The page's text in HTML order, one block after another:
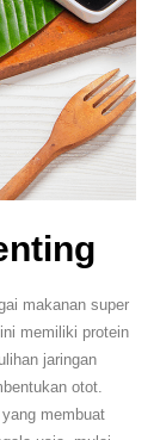
makanan super
memiliki protein
jaringan
otot.
membuat